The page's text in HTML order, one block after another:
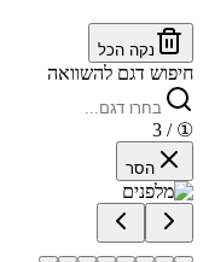
נקה הכל
חיפוש דגם להשוואה
①
/ 3
הסר